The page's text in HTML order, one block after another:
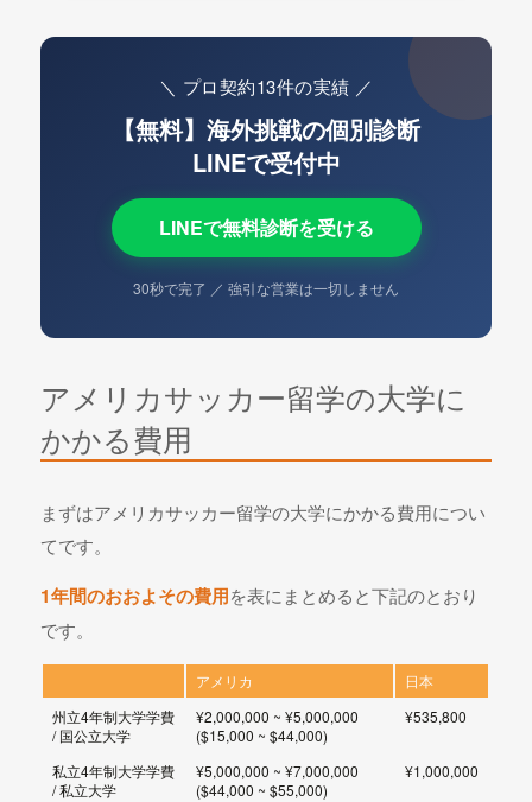
＼ プロ契約13件の実績 ／
【無料】海外挑戦の個別診断
LINEで受付中
LINEで無料診断を受ける
30秒で完了 ／ 強引な営業は一切しません
アメリカサッカー留学の大学に
かかる費用
まずはアメリカサッカー留学の大学にかかる費用につい
てです。
1年間のおおよその費用を表にまとめると下記のとおり
です。
アメリカ
日本
州立4年制大学学費
/ 国公立大学
¥2,000,000 ~ ¥5,000,000
($15,000 ~ $44,000)
¥535,800
私立4年制大学学費
/ 私立大学
¥5,000,000 ~ ¥7,000,000
($44,000 ~ $55,000)
¥1,000,000